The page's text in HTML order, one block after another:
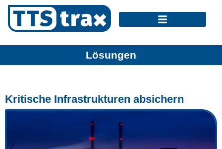
Lösungen
Kritische Infrastrukturen absichern